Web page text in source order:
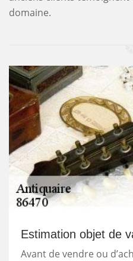
domaine.
Estimation objet de
Avant de vendre ou